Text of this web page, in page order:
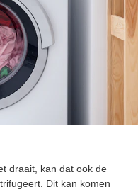
draait, kan dat ook de
Dit kan komen